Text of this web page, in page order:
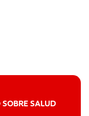
SALUD